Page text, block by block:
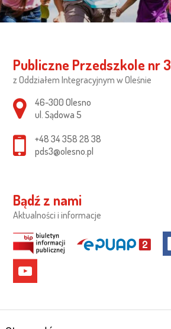
Publiczne Przedszkole nr 3
z Oddziałem Integracyjnym w Oleśnie
Adres pocztowy:
46-300 Olesno
ul. Sądowa 5
+48 34 358 28 38
pds3@olesno.pl
Bądź z nami
Aktualności i informacje